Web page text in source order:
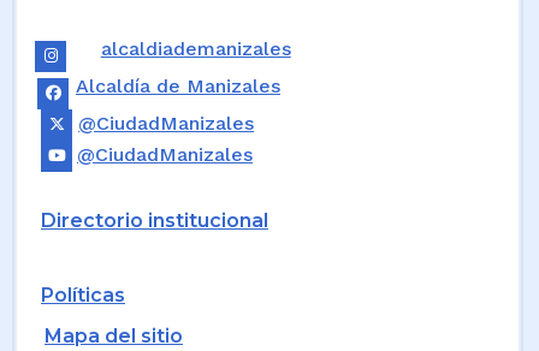
alcaldiademanizales
Alcaldía de Manizales
@CiudadManizales
@CiudadManizales
Directorio institucional
Políticas
Mapa del sitio